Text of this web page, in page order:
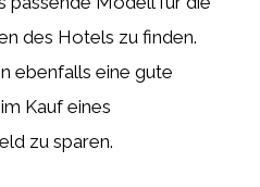
des Hotels zu finden.
ebenfalls eine gute
Kauf eines
zu sparen.